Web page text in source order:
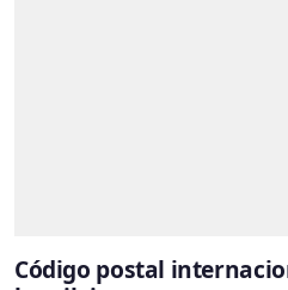
Código postal